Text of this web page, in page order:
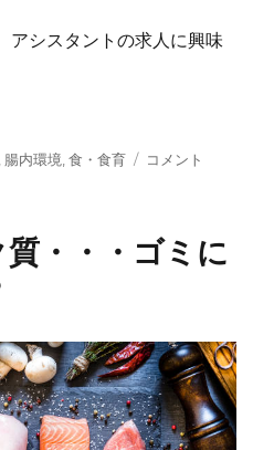
アシスタントの求人に興味
腸内環境 ,食・食育
さ
テ
サ
プ
リ
で
と
コメント
・・・ゴミに